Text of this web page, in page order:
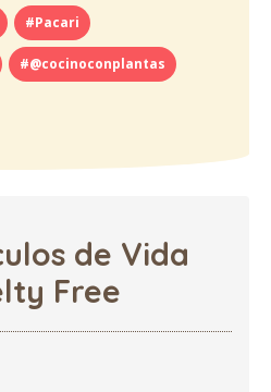
#Pacari
#@cocinoconplantas
de Vida
Free